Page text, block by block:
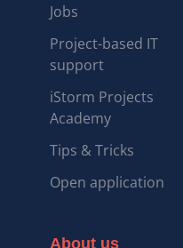
Jobs
Project-based IT
support
iStorm Projects
Academy
Tips & Tricks
Open application
About us